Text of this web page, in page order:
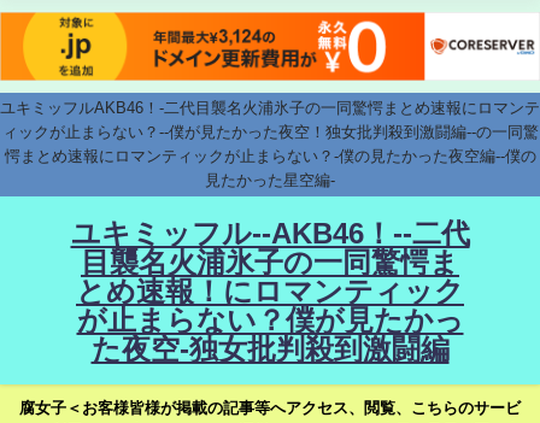
ユキミッフルAKB46！-二代目襲名火浦氷子の一同驚愕まとめ速報にロマンテ
ィックが止まらない？--僕が見たかった夜空！独女批判殺到激闘編--の一同驚
愕まとめ速報にロマンティックが止まらない？-僕の見たかった夜空編--僕の
見たかった星空編-
ユキミッフル--AKB46！--二代
目襲名火浦氷子の一同驚愕ま
とめ速報！にロマンティック
が止まらない？僕が見たかっ
た夜空-独女批判殺到激闘編
腐女子＜お客様皆様が掲載の記事等へアクセス、閲覧、こちらのサービ